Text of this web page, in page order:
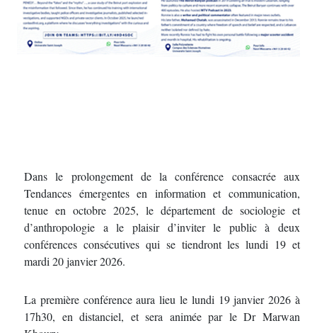
Dans le prolongement de la conférence consacrée aux
Tendances émergentes en information et communication,
tenue en octobre 2025, le département de sociologie et
d’anthropologie a le plaisir d’inviter le public à deux
conférences consécutives qui se tiendront les lundi 19 et
mardi 20 janvier 2026.
La première conférence aura lieu le lundi 19 janvier 2026 à
17h30, en distanciel, et sera animée par le Dr Marwan